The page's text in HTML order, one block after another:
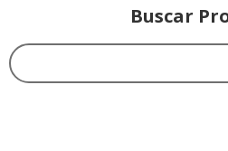
Buscar